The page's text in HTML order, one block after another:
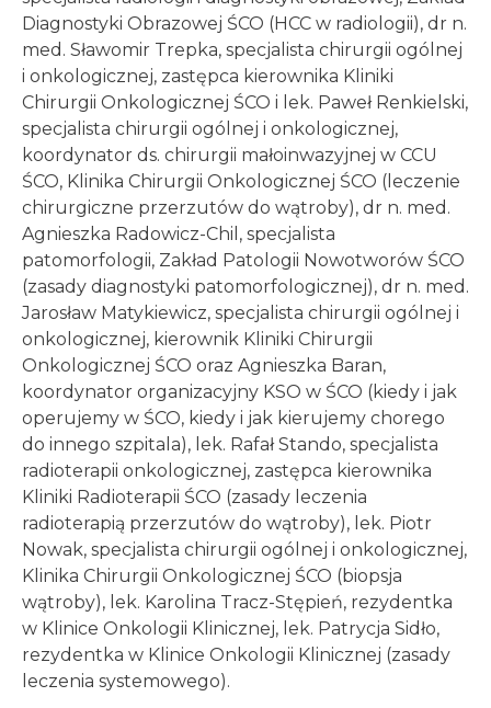
Diagnostyki Obrazowej ŚCO (HCC w radiologii), dr n.
med. Sławomir Trepka, specjalista chirurgii ogólnej
i onkologicznej, zastępca kierownika Kliniki
Chirurgii Onkologicznej ŚCO i lek. Paweł Renkielski,
specjalista chirurgii ogólnej i onkologicznej,
koordynator ds. chirurgii małoinwazyjnej w CCU
ŚCO, Klinika Chirurgii Onkologicznej ŚCO (leczenie
chirurgiczne przerzutów do wątroby), dr n. med.
Agnieszka Radowicz-Chil, specjalista
patomorfologii, Zakład Patologii Nowotworów ŚCO
(zasady diagnostyki patomorfologicznej), dr n. med.
Jarosław Matykiewicz, specjalista chirurgii ogólnej i
onkologicznej, kierownik Kliniki Chirurgii
Onkologicznej ŚCO oraz Agnieszka Baran,
koordynator organizacyjny KSO w ŚCO (kiedy i jak
operujemy w ŚCO, kiedy i jak kierujemy chorego
do innego szpitala), lek. Rafał Stando, specjalista
radioterapii onkologicznej, zastępca kierownika
Kliniki Radioterapii ŚCO (zasady leczenia
radioterapią przerzutów do wątroby), lek. Piotr
Nowak, specjalista chirurgii ogólnej i onkologicznej,
Klinika Chirurgii Onkologicznej ŚCO (biopsja
wątroby), lek. Karolina Tracz-Stępień, rezydentka
w Klinice Onkologii Klinicznej, lek. Patrycja Sidło,
rezydentka w Klinice Onkologii Klinicznej (zasady
leczenia systemowego).